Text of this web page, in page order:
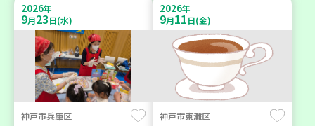
2026年
9月23日(水)
神戸市兵庫区
2026年
9月11日(金)
神戸市東灘区